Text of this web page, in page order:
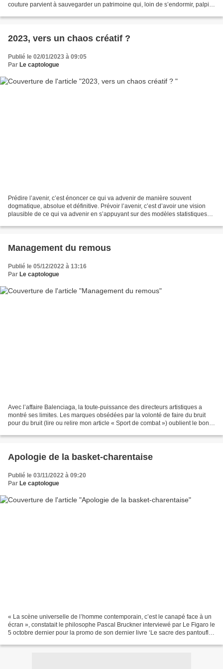
couture parvient à sauvegarder un patrimoine qui, loin de s’endormir, palpite
2023, vers un chaos créatif ?
Publié le 02/01/2023 à 09:05
Par Le captologue
Prédire l’avenir, c’est énoncer ce qui va advenir de manière souvent
dogmatique, absolue et définitive. Prévoir l’avenir, c’est d’avoir une vision
plausible de ce qui va advenir en s’appuyant sur des modèles statistiques
Management du remous
Publié le 05/12/2022 à 13:16
Par Le captologue
Avec l’affaire Balenciaga, la toute-puissance des directeurs artistiques a
montré ses limites. Les marques obsédées par la volonté de faire du bruit
pour du bruit (lire ou relire mon article « Sport de combat ») oublient le bon
Apologie de la basket-charentaise
Publié le 03/11/2022 à 09:20
Par Le captologue
« La scène universelle de l’homme contemporain, c’est le canapé face à un
écran », constatait le philosophe Pascal Bruckner interviewé par Le Figaro le
5 octobre dernier pour la promo de son dernier livre ‘Le sacre des pantoufles